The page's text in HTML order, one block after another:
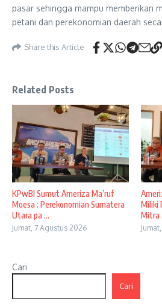
pasar sehingga mampu memberikan
petani dan perekonomian daerah
Share this Article
Related Posts
KPwBI Sumut Ameriza Ma’ruf
Moesa : Perekonomian Sumatera
Utara pa ...
Jumat, 7 Agustus 2026
Miliki
Mitra
Cari
Cari